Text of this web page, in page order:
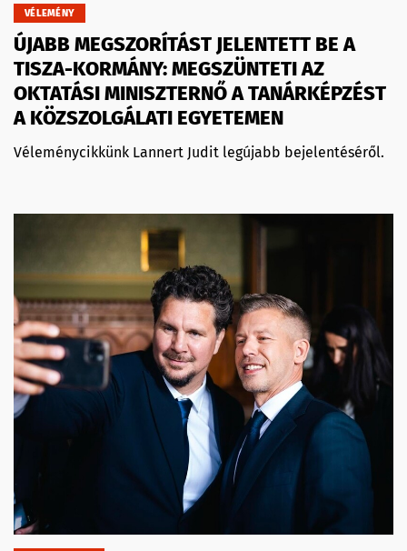
VÉLEMÉNY
ÚJABB MEGSZORÍTÁST JELENTETT BE A
TISZA-KORMÁNY: MEGSZÜNTETI AZ
OKTATÁSI MINISZTERNŐ A TANÁRKÉPZÉST
A KÖZSZOLGÁLATI EGYETEMEN
Véleménycikkünk Lannert Judit legújabb bejelentéséről.